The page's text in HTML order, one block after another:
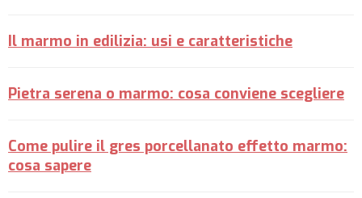
Il marmo in edilizia: usi e caratteristiche
Pietra serena o marmo: cosa conviene scegliere
Come pulire il gres porcellanato effetto marmo:
cosa sapere